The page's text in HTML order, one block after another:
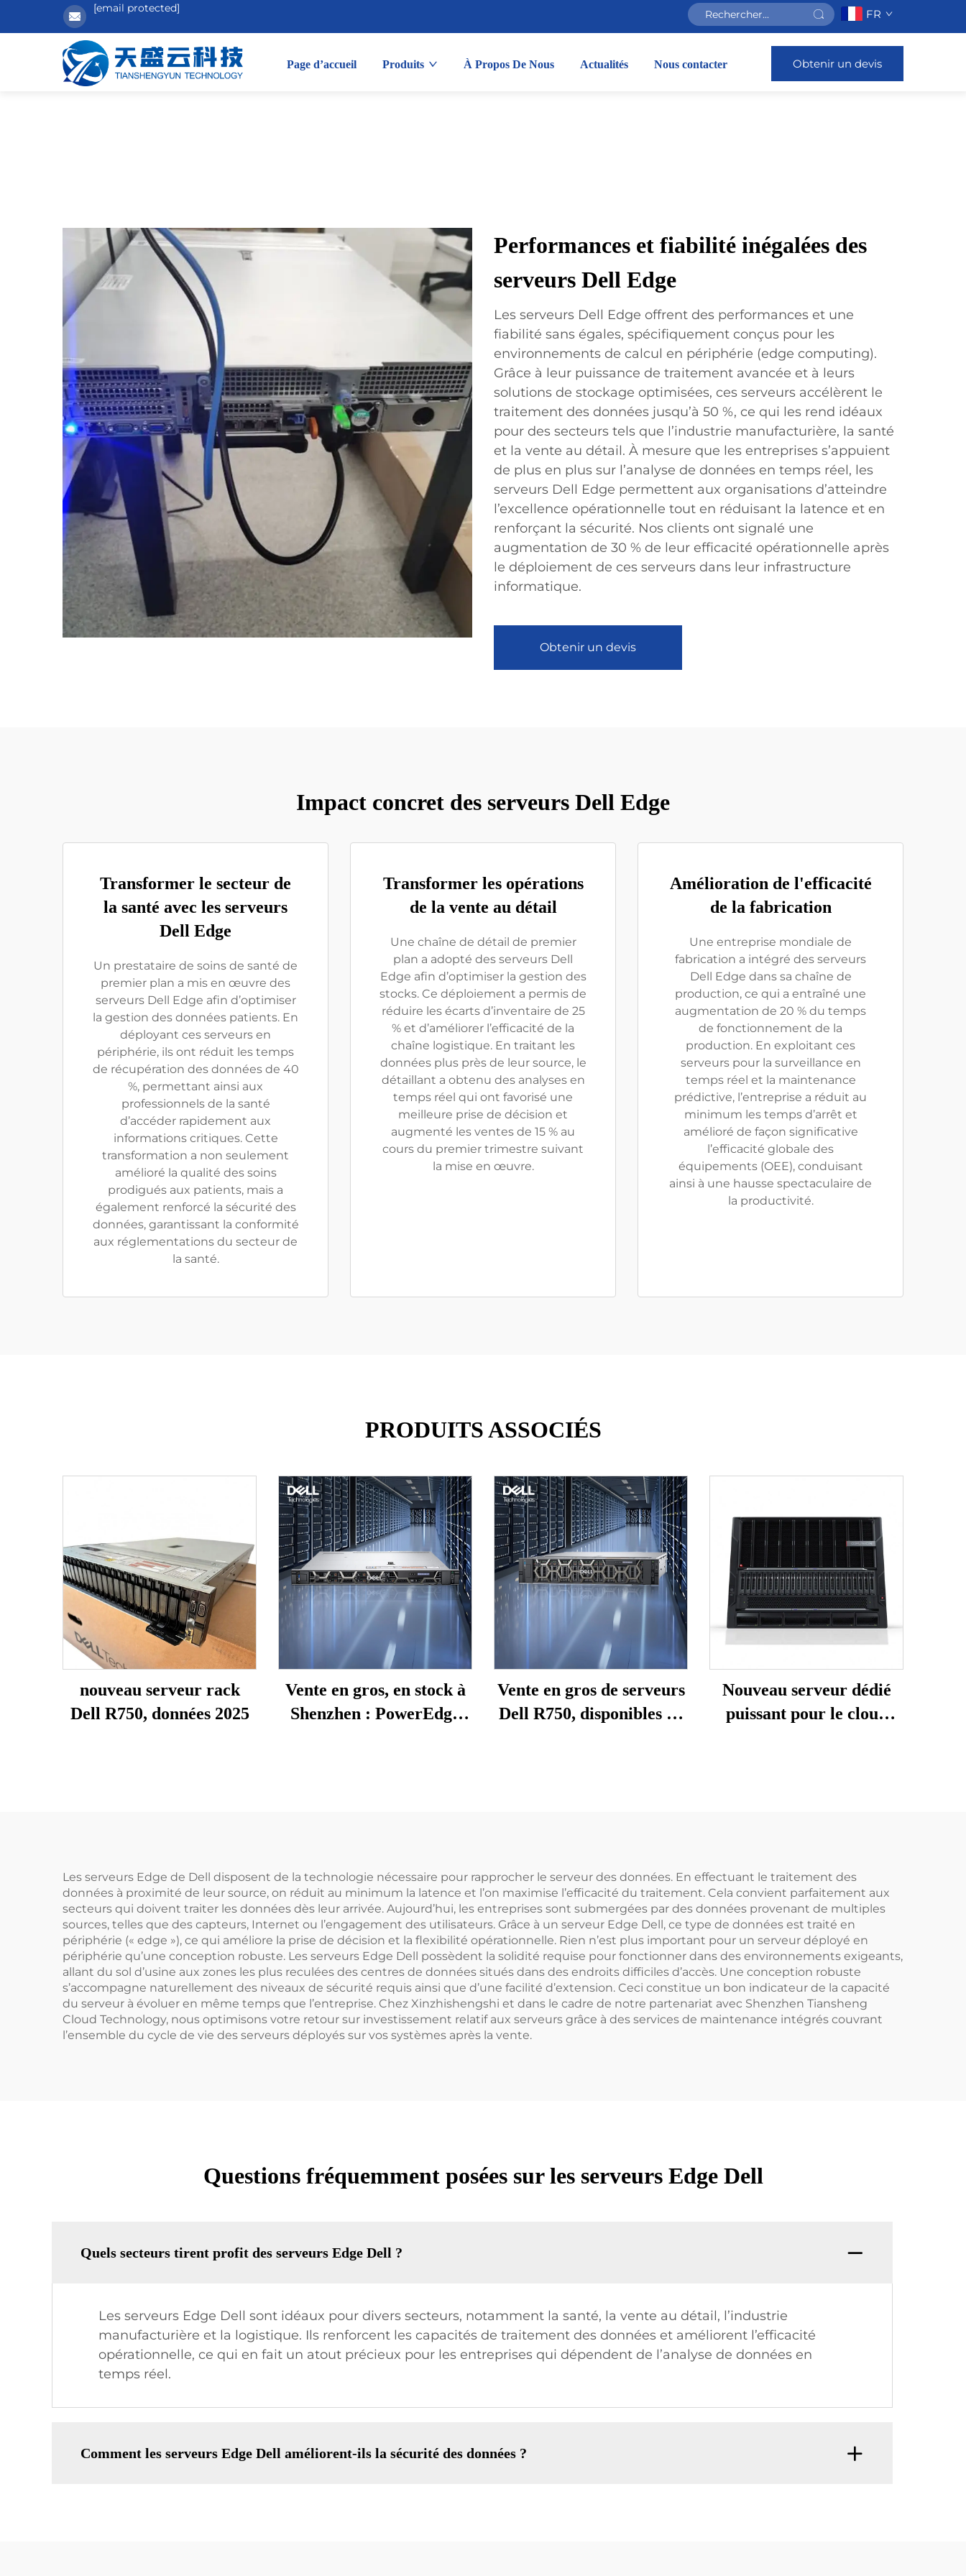
[email protected] FR
Page d’accueil Produits À Propos De Nous Actualités Nous contacter Obtenir un devis
Performances et fiabilité inégalées des
serveurs Dell Edge
Les serveurs Dell Edge offrent des performances et une
fiabilité sans égales, spécifiquement conçus pour les
environnements de calcul en périphérie (edge computing).
Grâce à leur puissance de traitement avancée et à leurs
solutions de stockage optimisées, ces serveurs accélèrent le
traitement des données jusqu’à 50 %, ce qui les rend idéaux
pour des secteurs tels que l’industrie manufacturière, la santé
et la vente au détail. À mesure que les entreprises s’appuient
de plus en plus sur l’analyse de données en temps réel, les
serveurs Dell Edge permettent aux organisations d’atteindre
l’excellence opérationnelle tout en réduisant la latence et en
renforçant la sécurité. Nos clients ont signalé une
augmentation de 30 % de leur efficacité opérationnelle après
le déploiement de ces serveurs dans leur infrastructure
informatique.
Obtenir un devis
Impact concret des serveurs Dell Edge
Transformer le secteur de
la santé avec les serveurs
Dell Edge
Un prestataire de soins de santé de
premier plan a mis en œuvre des
serveurs Dell Edge afin d’optimiser
la gestion des données patients. En
déployant ces serveurs en
périphérie, ils ont réduit les temps
de récupération des données de 40
%, permettant ainsi aux
professionnels de la santé
d’accéder rapidement aux
informations critiques. Cette
transformation a non seulement
amélioré la qualité des soins
prodigués aux patients, mais a
également renforcé la sécurité des
données, garantissant la conformité
aux réglementations du secteur de
la santé.
Transformer les opérations
de la vente au détail
Une chaîne de détail de premier
plan a adopté des serveurs Dell
Edge afin d’optimiser la gestion des
stocks. Ce déploiement a permis de
réduire les écarts d’inventaire de 25
% et d’améliorer l’efficacité de la
chaîne logistique. En traitant les
données plus près de leur source, le
détaillant a obtenu des analyses en
temps réel qui ont favorisé une
meilleure prise de décision et
augmenté les ventes de 15 % au
cours du premier trimestre suivant
la mise en œuvre.
Amélioration de l'efficacité
de la fabrication
Une entreprise mondiale de
fabrication a intégré des serveurs
Dell Edge dans sa chaîne de
production, ce qui a entraîné une
augmentation de 20 % du temps
de fonctionnement de la
production. En exploitant ces
serveurs pour la surveillance en
temps réel et la maintenance
prédictive, l’entreprise a réduit au
minimum les temps d’arrêt et
amélioré de façon significative
l’efficacité globale des
équipements (OEE), conduisant
ainsi à une hausse spectaculaire de
la productivité.
PRODUITS ASSOCIÉS
nouveau serveur rack
Dell R750, données 2025
Vente en gros, en stock à
Shenzhen : PowerEdge
Vente en gros de serveurs
Dell R750, disponibles en
Nouveau serveur dédié
puissant pour le cloud
Les serveurs Edge de Dell disposent de la technologie nécessaire pour rapprocher le serveur des données. En effectuant le traitement des
données à proximité de leur source, on réduit au minimum la latence et l’on maximise l’efficacité du traitement. Cela convient parfaitement aux
secteurs qui doivent traiter les données dès leur arrivée. Aujourd’hui, les entreprises sont submergées par des données provenant de multiples
sources, telles que des capteurs, Internet ou l’engagement des utilisateurs. Grâce à un serveur Edge Dell, ce type de données est traité en
périphérie (« edge »), ce qui améliore la prise de décision et la flexibilité opérationnelle. Rien n’est plus important pour un serveur déployé en
périphérie qu’une conception robuste. Les serveurs Edge Dell possèdent la solidité requise pour fonctionner dans des environnements exigeants,
allant du sol d’usine aux zones les plus reculées des centres de données situés dans des endroits difficiles d’accès. Une conception robuste
s’accompagne naturellement des niveaux de sécurité requis ainsi que d’une facilité d’extension. Ceci constitue un bon indicateur de la capacité
du serveur à évoluer en même temps que l’entreprise. Chez Xinzhishengshi et dans le cadre de notre partenariat avec Shenzhen Tiansheng
Cloud Technology, nous optimisons votre retour sur investissement relatif aux serveurs grâce à des services de maintenance intégrés couvrant
l’ensemble du cycle de vie des serveurs déployés sur vos systèmes après la vente.
Questions fréquemment posées sur les serveurs Edge Dell
Quels secteurs tirent profit des serveurs Edge Dell ?
Les serveurs Edge Dell sont idéaux pour divers secteurs, notamment la santé, la vente au détail, l’industrie
manufacturière et la logistique. Ils renforcent les capacités de traitement des données et améliorent l’efficacité
opérationnelle, ce qui en fait un atout précieux pour les entreprises qui dépendent de l’analyse de données en
temps réel.
Comment les serveurs Edge Dell améliorent-ils la sécurité des données ?